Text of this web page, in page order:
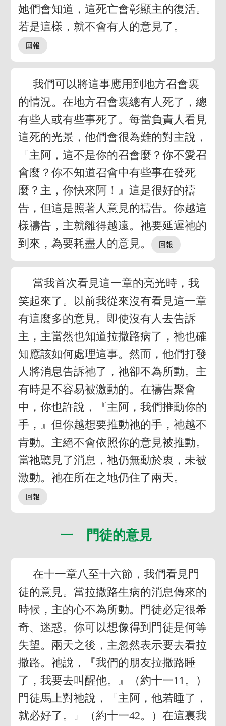
她們會知道，這死亡會彰顯主的復活。
若是這樣，就不會有人的意見了。
我們可以將這事應用到地方召會裏
的情況。在地方召會裏總有人死了，總
有些人或有些事死了。每當負責人看見
這死的光景，他們會很為難的對主說，
『主阿，這不是你的召會麼？你不愛召
會麼？你不知道召會中有些事在發死
麼？主，你快來阿！』這是很好的禱
告，但這是照著人意見的禱告。你越這
樣禱告，主就離得越遠。祂要延遲祂的
到來，為要耗盡人的意見。
當我首次看見這一章的亮光時，我
笑起來了。以前我從來沒有看見這一章
有這麼多的意見。即使沒有人去告訴
主，主當然也知道拉撒路病了，祂也確
知應該如何處理這事。然而，他們打發
人將消息告訴祂了，祂卻不為所動。主
有時是不容易被激動的。在禱告聚會
中，你也許說，『主阿，我們推動你的
手，』但你越想要推動祂的手，祂越不
肯動。主絕不會依照你的意見被推動。
當祂聽見了消息，祂仍無動於衷，未被
激動。祂在所在之地仍住了兩天。
一 門徒的意見
在十一章八至十六節，我們看見門
徒的意見。當拉撒路生病的消息傳來的
時候，主的心不為所動。門徒必定很希
奇、迷惑。你可以想像得到門徒是何等
失望。兩天之後，主忽然表示要去看拉
撒路。祂說，『我們的朋友拉撒路睡
了，我要去叫醒他。』（約十一11。）
門徒馬上對祂說，『主阿，他若睡了，
就必好了。』（約十一42。）在這裏我